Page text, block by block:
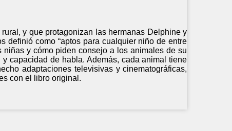
y que protagonizan las hermanas Delphine y
definió como “aptos para cualquier niño de entre
y cómo piden consejo a los animales de su
capacidad de habla. Además, cada animal tiene
adaptaciones televisivas y cinematográficas,
con el libro original.